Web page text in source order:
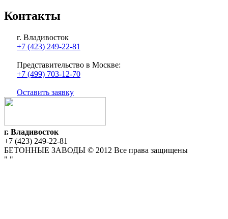
Контакты
г. Владивосток
+7 (423) 249-22-81
Представительство в Москве:
+7 (499) 703-12-70
Оставить заявку
г. Владивосток
+7 (423) 249-22-81
БЕТОННЫЕ ЗАВОДЫ © 2012 Все права защищены
" "